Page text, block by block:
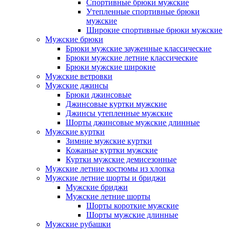
Спортивные брюки мужские
Утепленные спортивные брюки
мужские
Широкие спортивные брюки мужские
Мужские брюки
Брюки мужские зауженные классические
Брюки мужские летние классические
Брюки мужские широкие
Мужские ветровки
Мужские джинсы
Брюки джинсовые
Джинсовые куртки мужские
Джинсы утепленные мужские
Шорты джинсовые мужские длинные
Мужские куртки
Зимние мужские куртки
Кожаные куртки мужские
Куртки мужские демисезонные
Мужские летние костюмы из хлопка
Мужские летние шорты и бриджи
Мужские бриджи
Мужские летние шорты
Шорты короткие мужские
Шорты мужские длинные
Мужские рубашки